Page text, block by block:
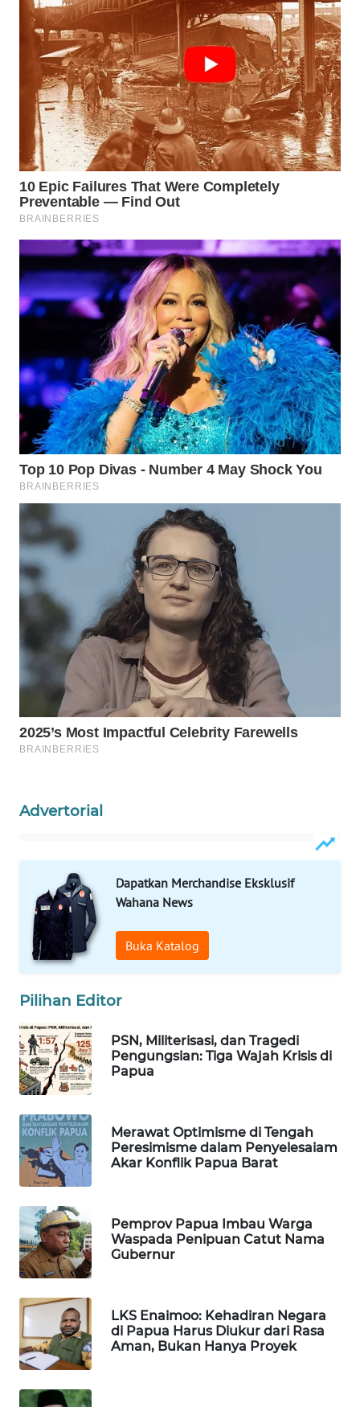
Advertorial
Dapatkan Merchandise Eksklusif
Wahana News
Buka Katalog
Pilihan Editor
PSN, Militerisasi, dan Tragedi
Pengungsian: Tiga Wajah Krisis di
Papua
Merawat Optimisme di Tengah
Peresimisme dalam Penyelesaiam
Akar Konflik Papua Barat
Pemprov Papua Imbau Warga
Waspada Penipuan Catut Nama
Gubernur
LKS Enaimoo: Kehadiran Negara
di Papua Harus Diukur dari Rasa
Aman, Bukan Hanya Proyek
WN
BORNEO
Wahana
WAHANA
NEWS
WAHANA
WAHANA
ADVOKAT
INFRASTRUKTUR
WAHANA
KONSUMEN
WAHANA
LISTRIK
WAHANA
TRAVEL
WAHANA
TV
WAHANANEWS
ID
WAHANANEWS
CO ID
WAHANANEWS
WAHANA
WAHANA
UMKM
WAHANA
SELEB
WAHANA
PERSONA
WAHANA
OTOMOTIF
WAHANA
HEALTH
WAHANA
DESA
WISATA
LAPAK
WAHANA
Wahana
Network
KONSUMEN